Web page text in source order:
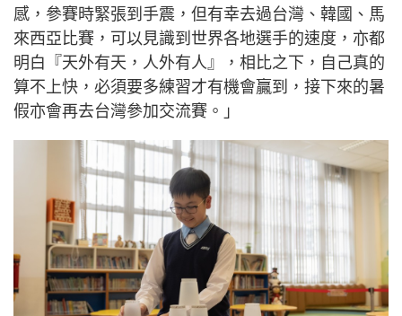
感，參賽時緊張到手震，但有幸去過台灣、韓國、馬
來西亞比賽，可以見識到世界各地選手的速度，亦都
明白『天外有天，人外有人』，相比之下，自己真的
算不上快，必須要多練習才有機會贏到，接下來的暑
假亦會再去台灣參加交流賽。」